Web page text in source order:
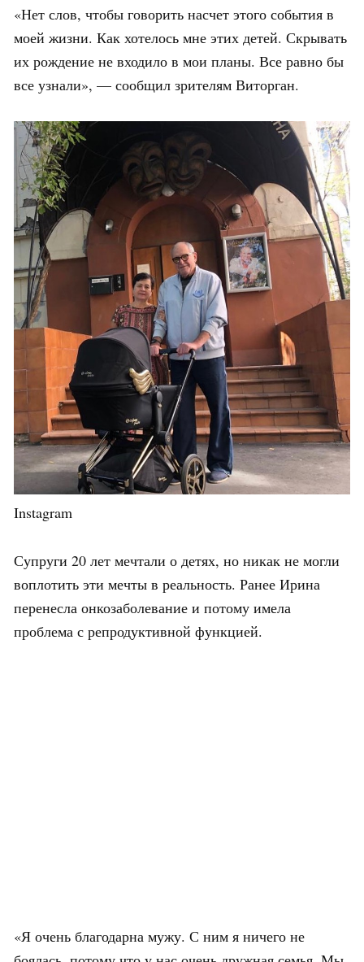
«Нет слов, чтобы говорить насчет этого события в
моей жизни. Как хотелось мне этих детей. Скрывать
их рождение не входило в мои планы. Все равно бы
все узнали», — сообщил зрителям Виторган.
Instagram
Супруги 20 лет мечтали о детях, но никак не могли
воплотить эти мечты в реальность. Ранее Ирина
перенесла онкозаболевание и потому имела
проблема с репродуктивной функцией.
«Я очень благодарна мужу. С ним я ничего не